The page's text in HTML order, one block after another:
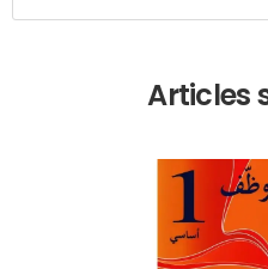
Articles